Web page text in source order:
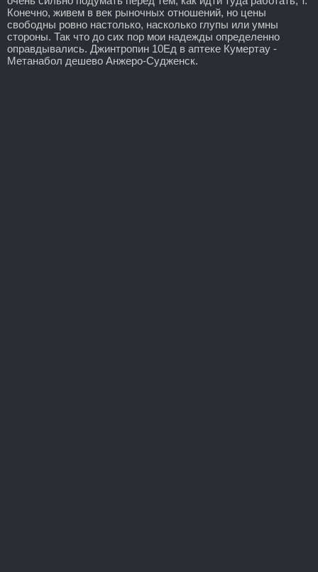
Конечно, живем в век рыночных отношений, но цены
свободны ровно настолько, насколько глупы или умны
стороны. Так что до сих пор мои надежды определенно
оправдывались. Джинтропин 10Ед в аптеке Кумертау -
Метанабол дешево Анжеро-Судженск.